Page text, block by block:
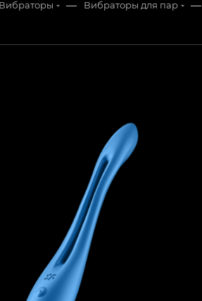
Вибраторы — Вибраторы для пар —